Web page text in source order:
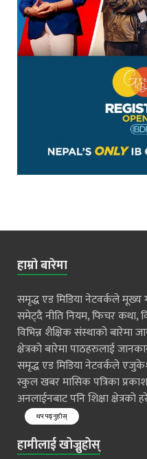
हाम्रो बारेमा
समृद्ध एड मिडिया नेटवर्कले मूख्य
समेट्दै नीति नियम, फिचर कथा,
विभिन्न शैक्षिक संस्थाको बारेमा
क्षेत्रको बारेमा पाठहरुलाई
समृद्ध एड मिडिया नेटवर्कले
स्कुल खबर मासिक पत्रिका
अनलाईनबाट पनि शिक्षा
थप पढ्नुहोस्
हामीलाई खोज्नुहोस्